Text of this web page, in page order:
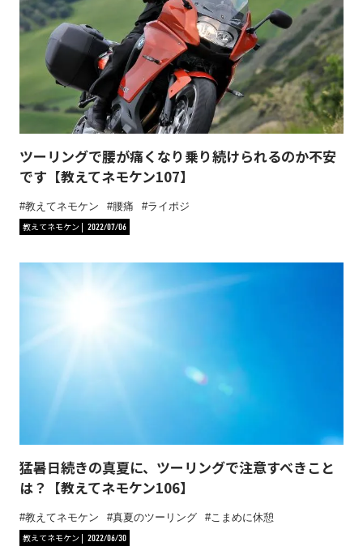
ツーリングで腰が痛くなり乗り続けられるのか不安
です【教えてネモケン107】
教えてネモケン 腰痛
ライポジ
教えてネモケン
2022/07/06
猛暑日続きの真夏に、ツーリングで注意すべきこと
は？【教えてネモケン106】
教えてネモケン 真夏のツーリング
こまめに休憩
教えてネモケン
2022/06/30